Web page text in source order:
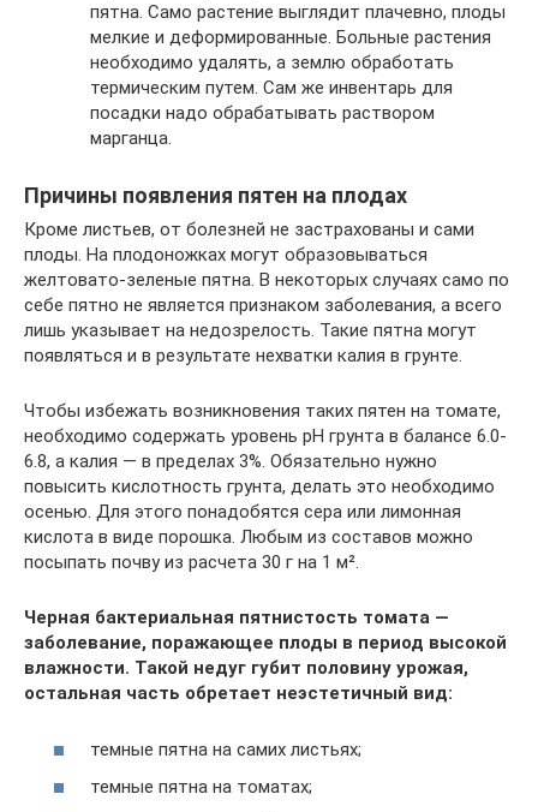
пятна. Само растение выглядит плачевно, плоды
мелкие и деформированные. Больные растения
необходимо удалять, а землю обработать
термическим путем. Сам же инвентарь для
посадки надо обрабатывать раствором
марганца.
Причины появления пятен на плодах
Кроме листьев, от болезней не застрахованы и сами
плоды. На плодоножках могут образовываться
желтовато-зеленые пятна. В некоторых случаях само по
себе пятно не является признаком заболевания, а всего
лишь указывает на недозрелость. Такие пятна могут
появляться и в результате нехватки калия в грунте.
Чтобы избежать возникновения таких пятен на томате,
необходимо содержать уровень pH грунта в балансе 6.0-
6.8, а калия — в пределах 3%. Обязательно нужно
повысить кислотность грунта, делать это необходимо
осенью. Для этого понадобятся сера или лимонная
кислота в виде порошка. Любым из составов можно
посыпать почву из расчета 30 г на 1 м².
Черная бактериальная пятнистость томата —
заболевание, поражающее плоды в период высокой
влажности. Такой недуг губит половину урожая,
остальная часть обретает неэстетичный вид:
темные пятна на самих листьях;
темные пятна на томатах;